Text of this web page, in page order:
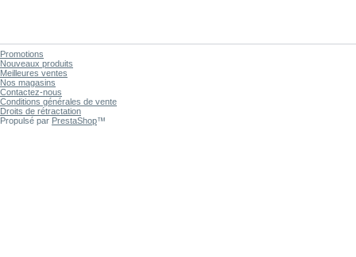
Promotions
Nouveaux produits
Meilleures ventes
Nos magasins
Contactez-nous
Conditions générales de vente
Droits de rétractation
Propulsé par PrestaShop™